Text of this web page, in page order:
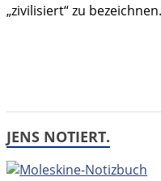
„zivilisiert“ zu
JENS NOTIERT.